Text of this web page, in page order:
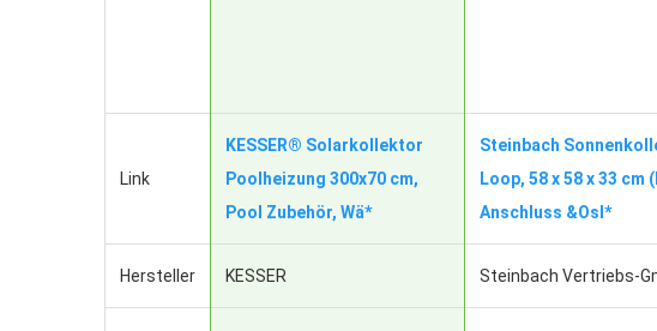
Link
KESSER® Solarkollektor
Poolheizung 300x70 cm,
Pool Zubehör, Wä*
Steinbach
Loop, 58 x 58 x 33 cm
Anschluss &Osl*
Hersteller KESSER Steinbach Vertriebs-